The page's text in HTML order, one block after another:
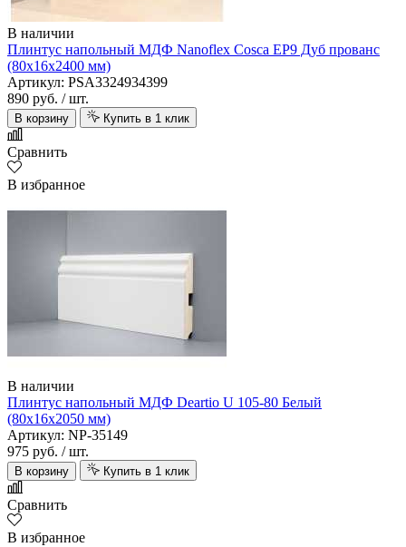
В наличии
Плинтус напольный МДФ Nanoflex Cosca EP9 Дуб прованс
(80х16х2400 мм)
Артикул: PSA3324934399
890 руб. / шт.
В корзину Купить в 1 клик
Сравнить
В избранное
В наличии
Плинтус напольный МДФ Deartio U 105-80 Белый
(80х16х2050 мм)
Артикул: NP-35149
975 руб. / шт.
В корзину Купить в 1 клик
Сравнить
В избранное